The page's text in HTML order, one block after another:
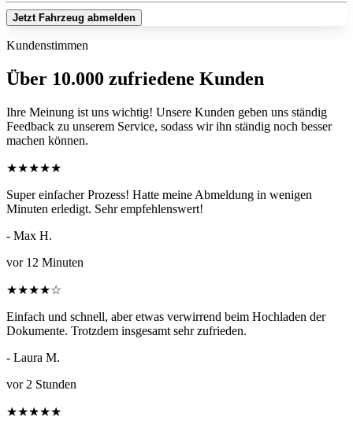
Jetzt Fahrzeug abmelden
Kundenstimmen
Über 10.000 zufriedene Kunden
Ihre Meinung ist uns wichtig! Unsere Kunden geben uns ständig
Feedback zu unserem Service, sodass wir ihn ständig noch besser
machen können.
★★★★★
Super einfacher Prozess! Hatte meine Abmeldung in wenigen
Minuten erledigt. Sehr empfehlenswert!
- Max H.
vor 12 Minuten
★★★★☆
Einfach und schnell, aber etwas verwirrend beim Hochladen der
Dokumente. Trotzdem insgesamt sehr zufrieden.
- Laura M.
vor 2 Stunden
★★★★★